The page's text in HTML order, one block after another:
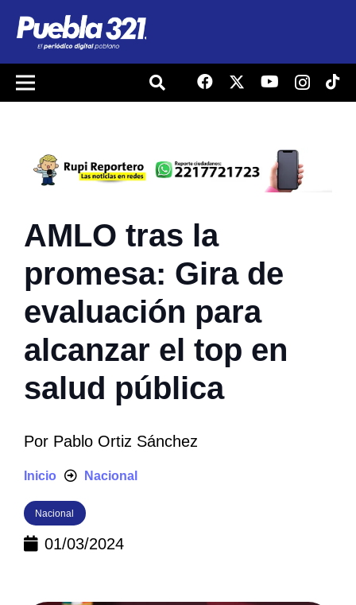
AMLO tras la
promesa: Gira de
evaluación para
alcanzar el top en
salud pública
Por Pablo Ortiz Sánchez
Inicio Nacional
Nacional
01/03/2024